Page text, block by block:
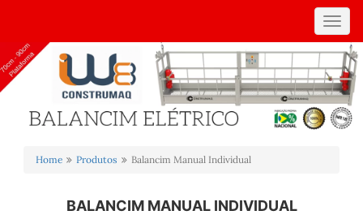
Home Produtos Balancim Manual Individual
BALANCIM MANUAL INDIVIDUAL